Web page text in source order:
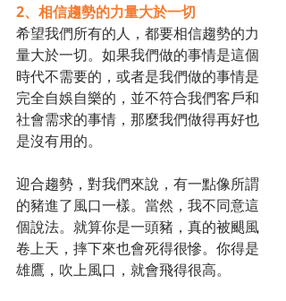
2、相信趨勢的力量大於一切
希望我們所有的人，都要相信趨勢的力
量大於一切。如果我們做的事情是這個
時代不需要的，或者是我們做的事情是
完全自娛自樂的，並不符合我們客戶和
社會需求的事情，那麼我們做得再好也
是沒有用的。
迎合趨勢，對我們來說，有一點像所謂
的豬進了風口一樣。當然，我不同意這
個說法。就算你是一頭豬，真的被颶風
卷上天，摔下來也會死得很慘。你得是
雄鷹，吹上風口，就會飛得很高。